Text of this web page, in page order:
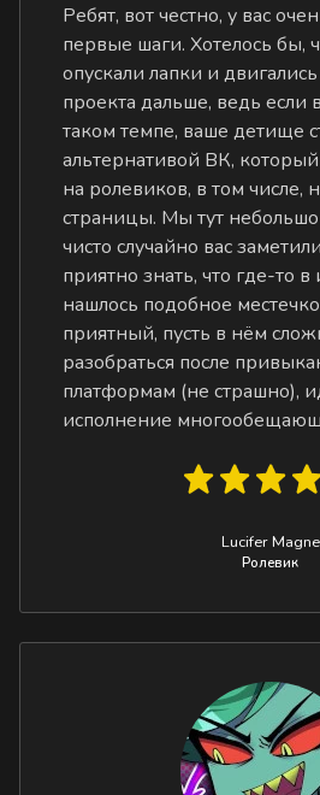
Ребят, вот честно, у вас
первые шаги. Хотелось бы,
опускали лапки и
проекта дальше, ведь если
таком темпе, ваше детище
альтернативой ВК,
на ролевиков, в том числе,
страницы. Мы тут
чисто случайно вас
приятно знать, что где-то в
нашлось подобное
приятный, пусть в нём
разобраться после
платформам (не страшно),
исполнение
Lucifer Magne
Ролевик